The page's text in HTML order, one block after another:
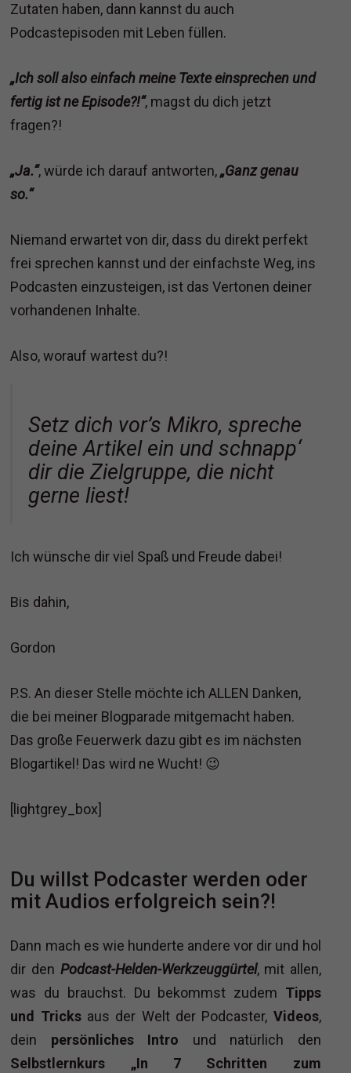
Zutaten haben, dann kannst du auch
Podcastepisoden mit Leben füllen.
„Ich soll also einfach meine Texte einsprechen und
fertig ist ne Episode?!“, magst du dich jetzt
fragen?!
„Ja.“, würde ich darauf antworten,„Ganz genau
so.“
Niemand erwartet von dir, dass du direkt perfekt
frei sprechen kannst und der einfachste Weg, ins
Podcasten einzusteigen, ist das Vertonen deiner
vorhandenen Inhalte.
Also, worauf wartest du?!
Setz dich vor’s Mikro, spreche
deine Artikel ein und schnapp‘
dir die Zielgruppe, die nicht
gerne liest!
Ich wünsche dir viel Spaß und Freude dabei!
Bis dahin,
Gordon
P.S. An dieser Stelle möchte ich ALLEN Danken,
die bei meiner Blogparade mitgemacht haben.
Das große Feuerwerk dazu gibt es im nächsten
Blogartikel! Das wird ne Wucht! 😉
[lightgrey_box]
Du willst Podcaster werden oder
mit Audios erfolgreich sein?!
Dann mach es wie hunderte andere vor dir und hol
dir den Podcast-Helden-Werkzeuggürtel, mit allen,
was du brauchst. Du bekommst zudem Tipps
und Tricksaus der Welt der Podcaster, Videos,
dein persönliches Intro und natürlich den
Selbstlernkurs „In 7 Schritten zum